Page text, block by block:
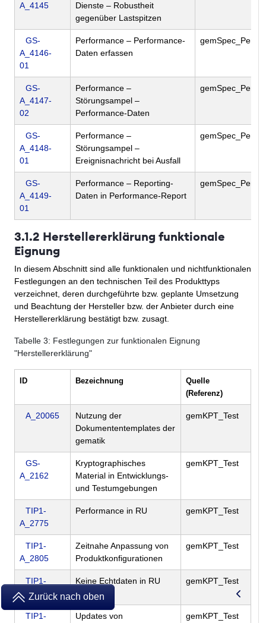
Zurück nach oben
A_4145
Dienste – Robustheit
gegenüber Lastspitzen
GS-
A_4146-
01
Performance – Performance-
Daten erfassen
gemSpec_Perf
GS-
A_4147-
02
Performance –
Störungsampel –
Performance-Daten
gemSpec_Perf
GS-
A_4148-
01
Performance –
Störungsampel –
Ereignisnachricht bei Ausfall
gemSpec_Perf
GS-
A_4149-
01
Performance – Reporting-
Daten in Performance-Report
gemSpec_Perf
3.1.2 Herstellererklärung funktionale
Eignung
In diesem Abschnitt sind alle funktionalen und nichtfunktionalen
Festlegungen an den technischen Teil des Produkttyps
verzeichnet, deren durchgeführte bzw. geplante Umsetzung
und Beachtung der Hersteller bzw. der Anbieter durch eine
Herstellererklärung bestätigt bzw. zusagt.
Tabelle 3: Festlegungen zur funktionalen Eignung
"Herstellererklärung"
ID Bezeichnung
Quelle
(Referenz)
A_20065
Nutzung der
Dokumententemplates der
gematik
gemKPT_Test
GS-
A_2162
Kryptographisches
Material in Entwicklungs-
und Testumgebungen
gemKPT_Test
TIP1-
A_2775
Performance in RU gemKPT_Test
TIP1-
A_2805
Zeitnahe Anpassung von
Produktkonfigurationen
gemKPT_Test
TIP1-
A_4191
Keine Echtdaten in RU
und TU
gemKPT_Test
TIP1- Updates von gemKPT_Test